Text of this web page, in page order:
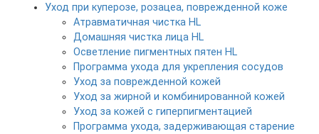
Уход при куперозе, розацеа, поврежденной коже
Атравматичная чистка HL
Домашняя чистка лица HL
Осветление пигментных пятен HL
Программа ухода для укрепления сосудов
Уход за поврежденной кожей
Уход за жирной и комбинированной кожей
Уход за кожей с гиперпигментацией
Программа ухода, задерживающая старение